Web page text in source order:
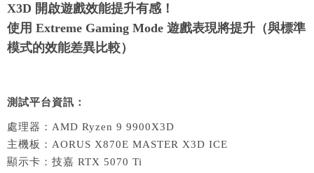
X3D 開啟遊戲效能提升有感！
使用 Extreme Gaming Mode 遊戲表現將提升（與標準
模式的效能差異比較）
測試平台資訊：
處理器：AMD Ryzen 9 9900X3D
主機板：AORUS X870E MASTER X3D ICE
顯示卡：技嘉 RTX 5070 Ti